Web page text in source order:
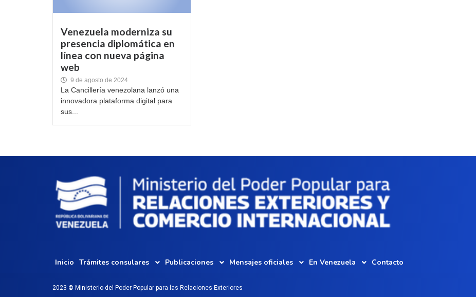
Venezuela moderniza su
presencia diplomática en
línea con nueva página
web
9 de agosto de 2024
La Cancillería venezolana lanzó una
innovadora plataforma digital para
sus...
Inicio Trámites consulares Publicaciones Mensajes oficiales En Venezuela Contacto
2023 © Ministerio del Poder Popular para las Relaciones Exteriores